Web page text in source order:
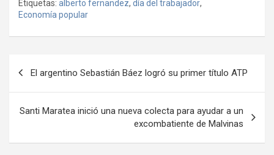
b
o
k
er s
A
p
gr
a
o
o
ail
g
m
p
tir
Etiquetas: alberto fernandez, día del trabajador,
Economía popular
entradas
El argentino Sebastián Báez logró su primer título ATP
Santi Maratea inició una nueva colecta para ayudar a un
excombatiente de Malvinas